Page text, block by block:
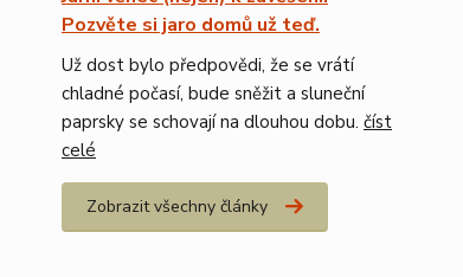
Pozvěte si jaro domů už teď.
Už dost bylo předpovědi, že se vrátí
chladné počasí, bude sněžit a sluneční
paprsky se schovají na dlouhou dobu. číst
celé
Zobrazit všechny články